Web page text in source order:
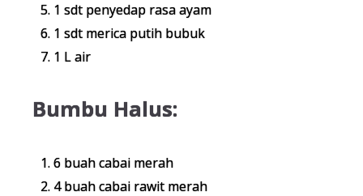
1 sdt penyedap rasa ayam
1 sdt merica putih bubuk
1 L air
Bumbu Halus:
6 buah cabai merah
4 buah cabai rawit merah